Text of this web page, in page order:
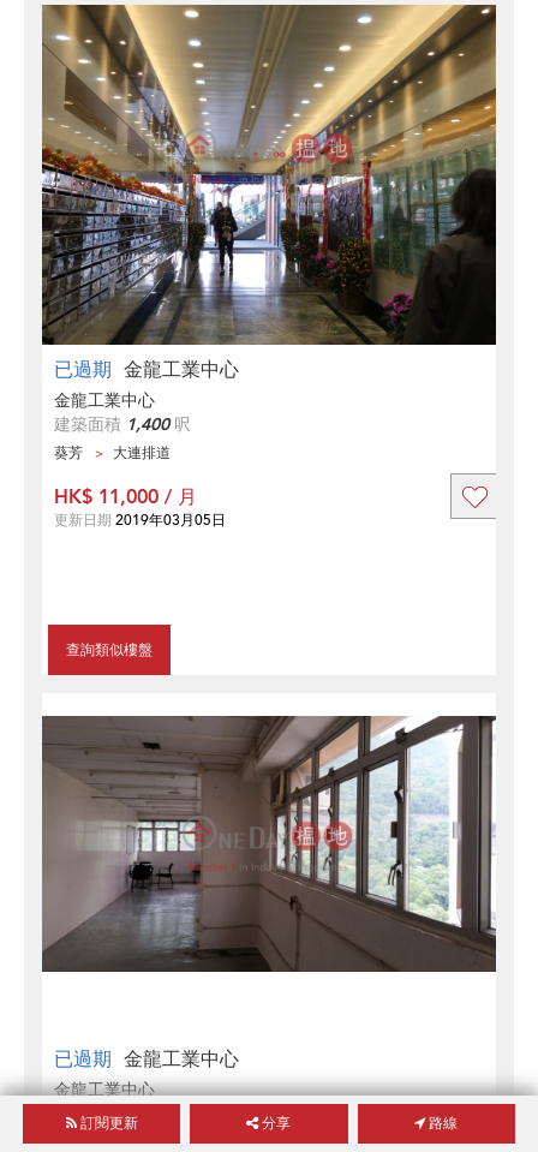
已過期 金龍工業中心
金龍工業中心
建築面積 1,400呎
葵芳 大連排道
查詢類似樓盤
HK$ 11,000 / 月
更新日期 2019年03月05日
已過期 金龍工業中心
金龍工業中心
建築面積670
葵芳 大連排道
訂閱更新 分享 路線